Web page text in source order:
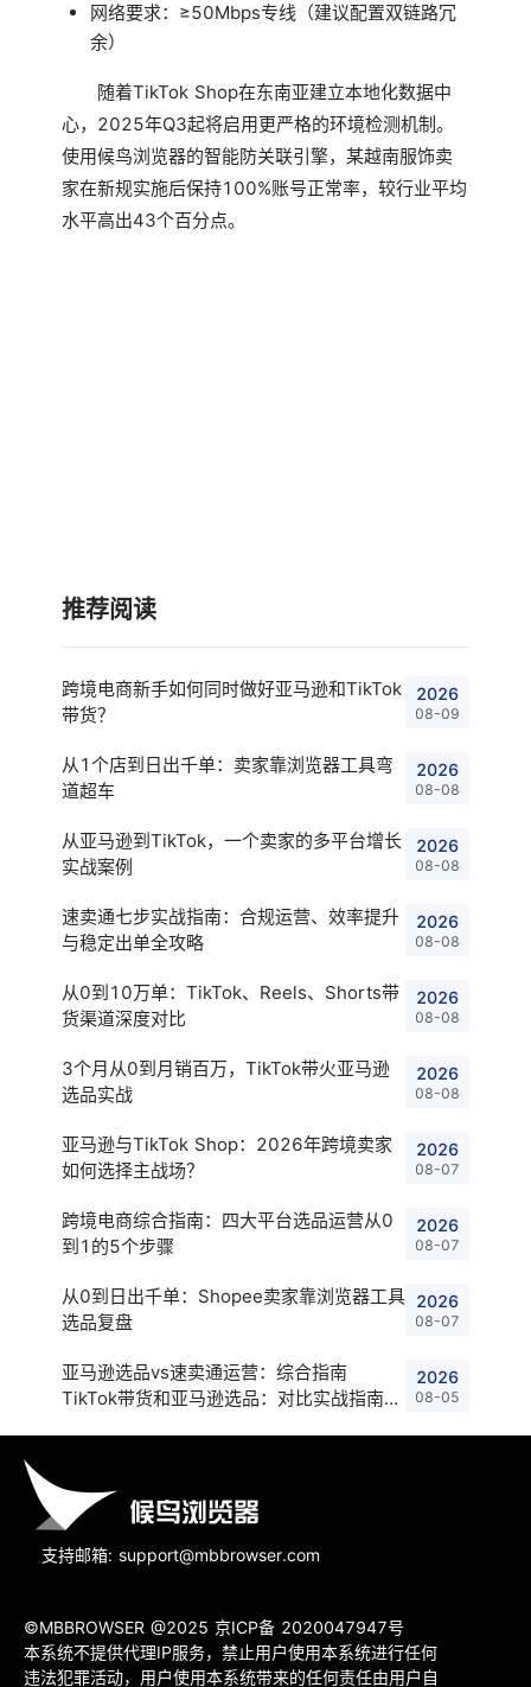
网络要求：≥50Mbps专线（建议配置双链路冗
余）
随着TikTok Shop在东南亚建立本地化数据中
心，2025年Q3起将启用更严格的环境检测机制。
使用候鸟浏览器的智能防关联引擎，某越南服饰卖
家在新规实施后保持100%账号正常率，较行业平均
水平高出43个百分点。
推荐阅读
跨境电商新手如何同时做好亚马逊和TikTok
带货？
2026
08-09
从1个店到日出千单：卖家靠浏览器工具弯
道超车
2026
08-08
从亚马逊到TikTok，一个卖家的多平台增长
实战案例
2026
08-08
速卖通七步实战指南：合规运营、效率提升
与稳定出单全攻略
2026
08-08
从0到10万单：TikTok、Reels、Shorts带
货渠道深度对比
2026
08-08
3个月从0到月销百万，TikTok带火亚马逊
选品实战
2026
08-08
亚马逊与TikTok Shop：2026年跨境卖家
如何选择主战场？
2026
08-07
跨境电商综合指南：四大平台选品运营从0
到1的5个步骤
2026
08-07
从0到日出千单：Shopee卖家靠浏览器工具
选品复盘
2026
08-07
亚马逊选品vs速卖通运营：综合指南
TikTok带货和亚马逊选品：对比实战指南
2026
08-05
支持邮箱: support@mbbrowser.com
©MBBROWSER @2025 京ICP备 2020047947号
本系统不提供代理IP服务，禁止用户使用本系统进行任何
违法犯罪活动，用户使用本系统带来的任何责任由用户自